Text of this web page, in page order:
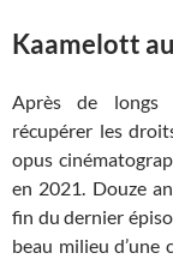
Kaamelott
Après de longs
récupérer les
opus
en 2021. Douze
fin du dernier
beau milieu d’une